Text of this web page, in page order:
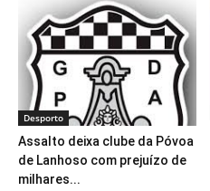
Desporto
Assalto deixa clube da Póvoa
de Lanhoso com prejuízo de
milhares...